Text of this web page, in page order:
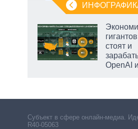
стоят и
OpenAI
Субъект в сфере онлайн-медиа.
R40-05063